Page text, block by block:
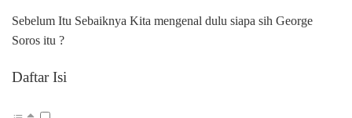
Sebelum Itu Sebaiknya Kita mengenal dulu siapa sih George
Soros itu ?
Daftar Isi